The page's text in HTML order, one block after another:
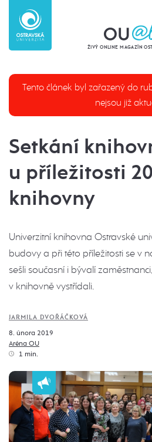
ŽIVÝ ONLINE MAGAZÍN
Tento článek byl zařazený do
nejsou již
Setkání
u příležitosti
knihovny
Univerzitní knihovna Ostravské
budovy a při této příležitosti se v
sešli současní i bývalí
v knihovně vystřídali.
JARMILA DVOŘÁČKOVÁ
8. února 2019
Aréna OU
1 min.